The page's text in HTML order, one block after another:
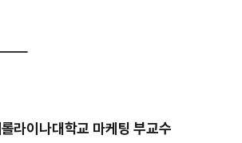
라이나대학교 마케팅 부교수